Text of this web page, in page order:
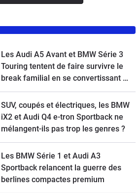
Les Audi A5 Avant et BMW Série 3
Touring tentent de faire survivre le
break familial en se convertissant à
l’écologie
SUV, coupés et électriques, les BMW
iX2 et Audi Q4 e-tron Sportback ne
mélangent-ils pas trop les genres ?
Les BMW Série 1 et Audi A3
Sportback relancent la guerre des
berlines compactes premium